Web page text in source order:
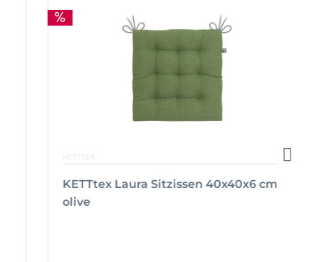
KETTTEX
KETTtex Laura Sitzissen 40x40x6 cm
olive